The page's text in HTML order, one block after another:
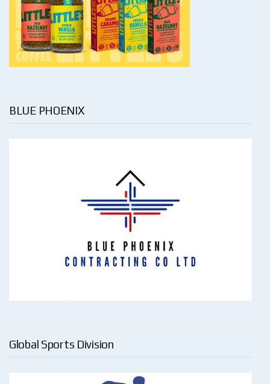
BLUE PHOENIX
Global Sports Division